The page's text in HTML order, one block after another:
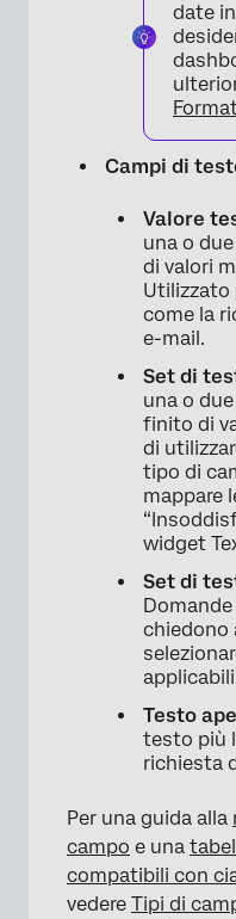
date
Campi di
Valore
una o
di valori
Utilizzato
come la
e-mail.
Set di
una o
finito di
di
tipo di
mappare
widget
Set di
chiedono
Testo
testo più
richiesta
Per una guida alla
campo e una
compatibili con
vedere Tipi di